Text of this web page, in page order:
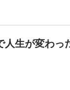
人生が変わ